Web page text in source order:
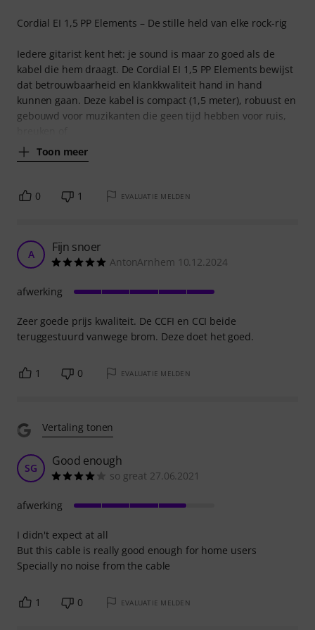
Cordial EI 1,5 PP Elements – De stille held van elke rock-rig
Iedere gitarist kent het: je sound is maar zo goed als de
kabel die hem draagt. De Cordial EI 1,5 PP Elements bewijst
dat betrouwbaarheid en klankkwaliteit hand in hand
kunnen gaan. Deze kabel is compact (1,5 meter), robuust en
gebouwd voor muzikanten die geen tijd hebben voor ruis,
Toon meer
0 1 EVALUATIE MELDEN
A Fijn snoer
AntonArnhem 10.12.2024
Zeer goede prijs kwaliteit. De CCFI en CCI beide
teruggestuurd vanwege brom. Deze doet het goed.
afwerking
1 0 EVALUATIE MELDEN
Vertaling tonen
SG Good enough
so great 27.06.2021
I didn't expect at all
But this cable is really good enough for home users
Specially no noise from the cable
afwerking
1 0 EVALUATIE MELDEN